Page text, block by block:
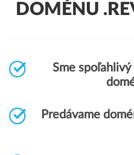
DOMÉNU
Sme
Predávame